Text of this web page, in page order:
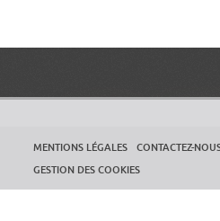
MENTIONS LÉGALES CONTACTEZ-
GESTION DES COOKIES